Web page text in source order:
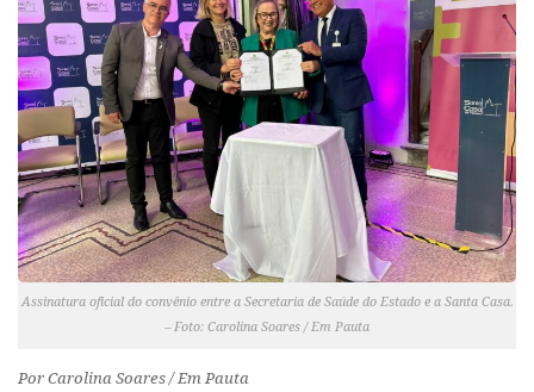
Assinatura oficial do convênio entre a Secretaria de Saúde do Estado e a Santa Casa.
– Foto: Carolina Soares / Em Pauta
Por Carolina Soares / Em Pauta